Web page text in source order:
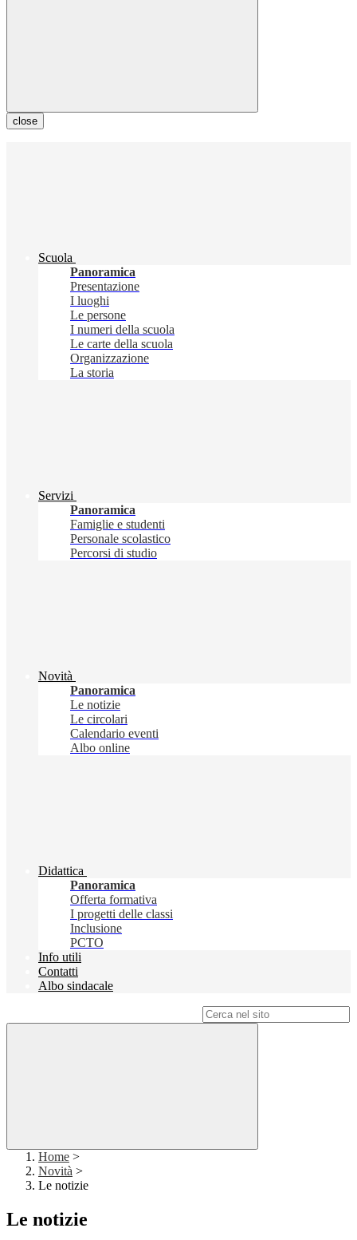
close
Scuola
Panoramica
Presentazione
I luoghi
Le persone
I numeri della scuola
Le carte della scuola
Organizzazione
La storia
Servizi
Panoramica
Famiglie e studenti
Personale scolastico
Percorsi di studio
Novità
Panoramica
Le notizie
Le circolari
Calendario eventi
Albo online
Didattica
Panoramica
Offerta formativa
I progetti delle classi
Inclusione
PCTO
Info utili
Contatti
Albo sindacale
Home >
Novità >
Le notizie
Le notizie